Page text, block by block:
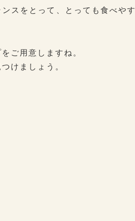
スをとって、とっても食べやす
ご用意しますね。
けましょう。